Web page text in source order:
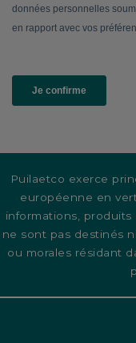
Puilaetco exerce
européenne en
informations,
ne sont pas destinés
ou morales résidant